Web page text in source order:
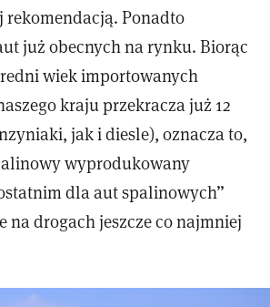
rekomendacją. Ponadto
już obecnych na rynku. Biorąc
wiek importowanych
kraju przekracza już 12
jak i diesle), oznacza to,
wyprodukowany
dla aut spalinowych”
na drogach jeszcze co najmniej